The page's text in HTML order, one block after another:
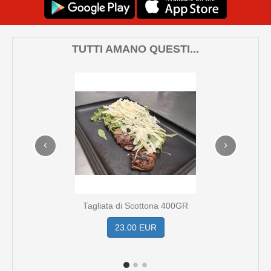
TUTTI AMANO QUESTI...
Tagliata di Scottona 400GR
23.00 EUR
‹ ›